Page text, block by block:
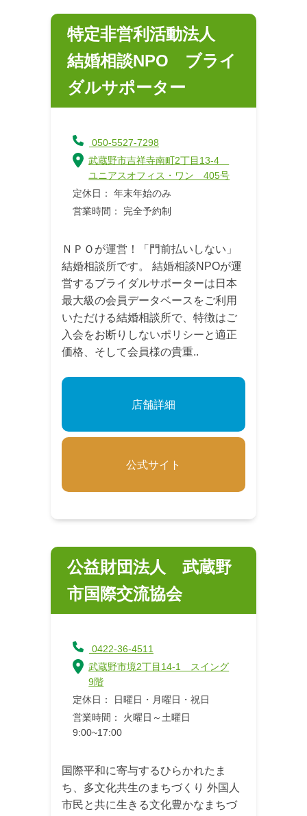
特定非営利活動法人
結婚相談NPO ブライ
ダルサポーター
050-5527-7298
武蔵野市吉祥寺南町2丁目13-4
ユニアスオフィス・ワン 405号
定休日： 年末年始のみ
営業時間： 完全予約制
ＮＰＯが運営！「門前払いしない」
結婚相談所です。 結婚相談NPOが運
営するブライダルサポーターは日本
最大級の会員データベースをご利用
いただける結婚相談所で、特徴はご
入会をお断りしないポリシーと適正
価格、そして会員様の貴重..
店舗詳細
公式サイト
公益財団法人 武蔵野
市国際交流協会
0422-36-4511
武蔵野市境2丁目14-1 スイング
9階
定休日： 日曜日・月曜日・祝日
営業時間： 火曜日～土曜日
9:00~17:00
国際平和に寄与するひらかれたま
ち、多文化共生のまちづくり 外国人
市民と共に生きる文化豊かなまちづ